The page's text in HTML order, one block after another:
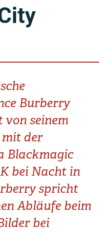
Spain
Chinese Taipei
UAE
United Kingdom
Burberry
von seinem
mit der
Blackmagic
bei Nacht in
spricht
Abläufe beim
bei